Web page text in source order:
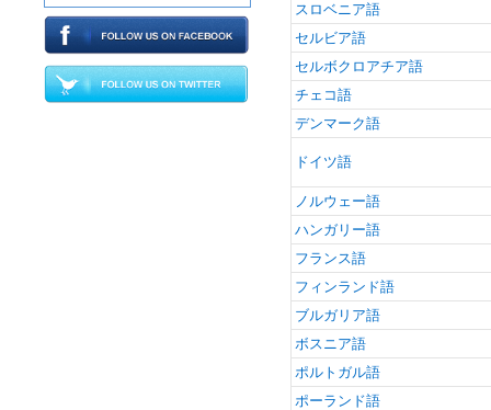
スロベニア語
セルビア語
セルボクロアチア語
チェコ語
デンマーク語
ドイツ語
ノルウェー語
ハンガリー語
フランス語
フィンランド語
ブルガリア語
ボスニア語
ポルトガル語
ポーランド語